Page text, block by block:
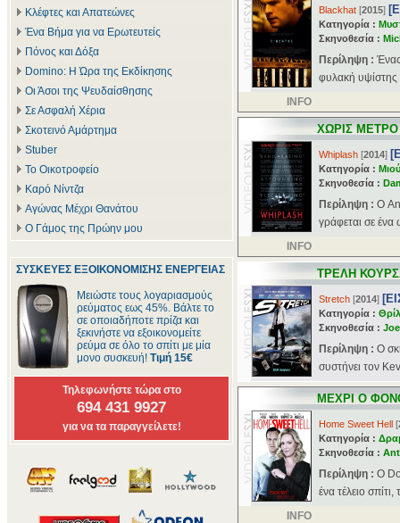
Κλέφτες και Απατεώνες
Ένα Βήμα για να Ερωτευτείς
Πόνος και Δόξα
Domino: Η Ώρα της Εκδίκησης
Οι Άσοι της Ψευδαίσθησης
Σε Ασφαλή Χέρια
Σκοτεινό Αμάρτημα
Stuber
Το Οικοτροφείο
Καρό Νίντζα
Αγώνας Μέχρι Θανάτου
Ο Γάμος της Πρώην μου
ΣΥΣΚΕΥΕΣ ΕΞΟΙΚΟΝΟΜΙΣΗΣ ΕΝΕΡΓΕΙΑΣ
Μειώστε τους λογαριασμούς
ρεύματος εως 45%. Βάλτε το
σε οποιαδήποτε πρίζα και
ξεκινήστε να εξοικονομείτε
ρεύμα σε όλο το σπίτι με μία
μονο συσκευή! Τιμή 15€
Τηλεφωνήστε τώρα στο
694 431 9927
για να τα παραγγείλετε!
Blackhat [2015]
Κατηγορία :
Σκηνοθεσία :
Περίληψη :
φυλακή υψίστης
INFO
ΧΩΡΙΣ ΜΕΤΡΟ
Whiplash [2014]
Κατηγορία :
Σκηνοθεσία :
Περίληψη : Ο
γράφεται σε ένα
INFO
ΤΡΕΛΗ
Stretch [2014]
Κατηγορία :
Σκηνοθεσία :
Περίληψη : Ο
συστήνει τον
ΜΕΧΡΙ Ο
Home Sweet Hell [
Κατηγορία :
Σκηνοθεσία :
Περίληψη : Ο
ένα τέλειο
INFO